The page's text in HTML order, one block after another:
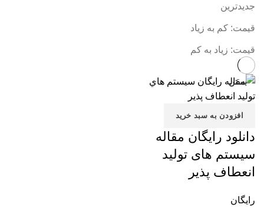
جدیدترین
قیمت: کم به زیاد
قیمت: زیاد به کم
افزودن به سبد خرید
بستن
دانلود رایگان مقاله
سیستم های تولید
انعطاف پذیر
رایگان